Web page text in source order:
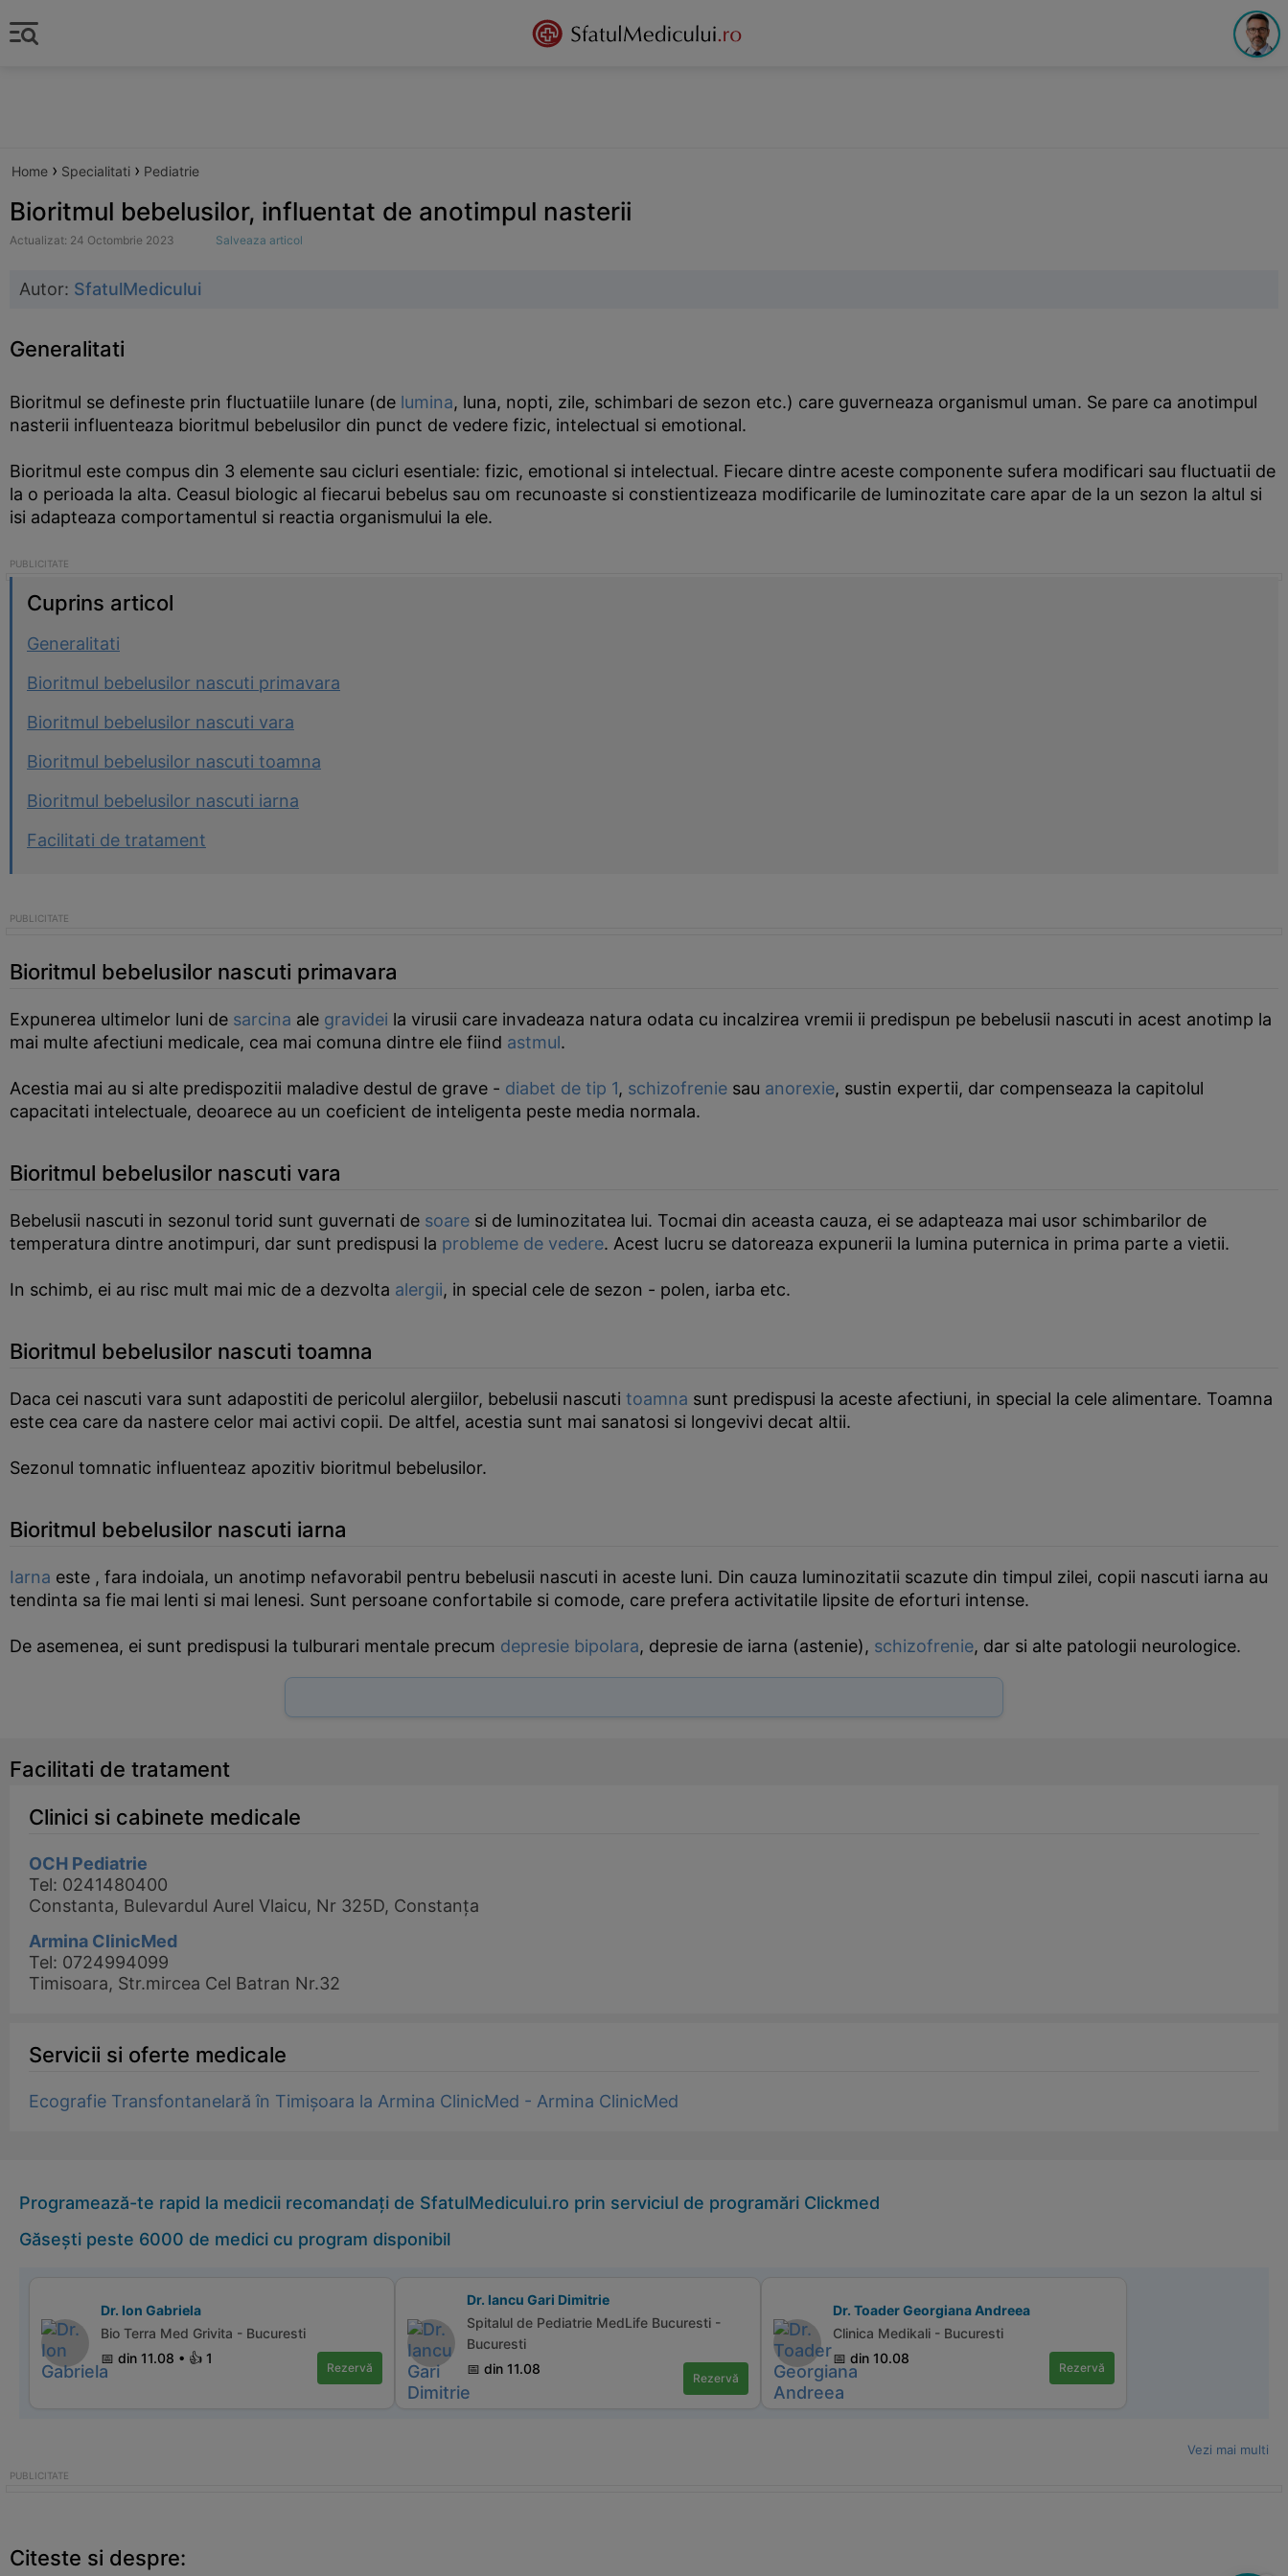
Home › Specialitati › Pediatrie
Bioritmul bebelusilor, influentat de anotimpul nasterii
Actualizat: 24 Octombrie 2023 Salveaza articol
Autor: SfatulMedicului
Generalitati
Bioritmul se defineste prin fluctuatiile lunare (de lumina, luna, nopti, zile, schimbari de sezon etc.) care guverneaza organismul uman. Se pare ca anotimpul
nasterii influenteaza bioritmul bebelusilor din punct de vedere fizic, intelectual si emotional.
Bioritmul este compus din 3 elemente sau cicluri esentiale: fizic, emotional si intelectual. Fiecare dintre aceste componente sufera modificari sau fluctuatii de
la o perioada la alta. Ceasul biologic al fiecarui bebelus sau om recunoaste si constientizeaza modificarile de luminozitate care apar de la un sezon la altul si
isi adapteaza comportamentul si reactia organismului la ele.
Cuprins articol
Generalitati
Bioritmul bebelusilor nascuti primavara
Bioritmul bebelusilor nascuti vara
Bioritmul bebelusilor nascuti toamna
Bioritmul bebelusilor nascuti iarna
Facilitati de tratament
Bioritmul bebelusilor nascuti primavara
Expunerea ultimelor luni de sarcina ale gravidei la virusii care invadeaza natura odata cu incalzirea vremii ii predispun pe bebelusii nascuti in acest anotimp la
mai multe afectiuni medicale, cea mai comuna dintre ele fiind astmul.
Acestia mai au si alte predispozitii maladive destul de grave - diabet de tip 1, schizofrenie sau anorexie, sustin expertii, dar compenseaza la capitolul
capacitati intelectuale, deoarece au un coeficient de inteligenta peste media normala.
Bioritmul bebelusilor nascuti vara
Bebelusii nascuti in sezonul torid sunt guvernati de soare si de luminozitatea lui. Tocmai din aceasta cauza, ei se adapteaza mai usor schimbarilor de
temperatura dintre anotimpuri, dar sunt predispusi la probleme de vedere. Acest lucru se datoreaza expunerii la lumina puternica in prima parte a vietii.
In schimb, ei au risc mult mai mic de a dezvolta alergii, in special cele de sezon - polen, iarba etc.
Bioritmul bebelusilor nascuti toamna
Daca cei nascuti vara sunt adapostiti de pericolul alergiilor, bebelusii nascuti toamna sunt predispusi la aceste afectiuni, in special la cele alimentare. Toamna
este cea care da nastere celor mai activi copii. De altfel, acestia sunt mai sanatosi si longevivi decat altii.
Sezonul tomnatic influenteaz apozitiv bioritmul bebelusilor.
Bioritmul bebelusilor nascuti iarna
Iarna este , fara indoiala, un anotimp nefavorabil pentru bebelusii nascuti in aceste luni. Din cauza luminozitatii scazute din timpul zilei, copii nascuti iarna au
tendinta sa fie mai lenti si mai lenesi. Sunt persoane confortabile si comode, care prefera activitatile lipsite de eforturi intense.
De asemenea, ei sunt predispusi la tulburari mentale precum depresie bipolara, depresie de iarna (astenie), schizofrenie, dar si alte patologii neurologice.
Facilitati de tratament
Clinici si cabinete medicale
OCH Pediatrie
Tel: 0241480400
Constanta, Bulevardul Aurel Vlaicu, Nr 325D, Constanța
Armina ClinicMed
Tel: 0724994099
Timisoara, Str.mircea Cel Batran Nr.32
Servicii si oferte medicale
Ecografie Transfontanelară în Timișoara la Armina ClinicMed - Armina ClinicMed
Programează-te rapid la medicii recomandați de SfatulMedicului.ro prin serviciul de programări Clickmed
Găsești peste 6000 de medici cu program disponibil
Dr. Ion Gabriela
Bio Terra Med Grivita - Bucuresti
📅 din 11.08 • 👍 1
Rezervă
Dr. Iancu Gari Dimitrie
Spitalul de Pediatrie MedLife Bucuresti -
Bucuresti
📅 din 11.08
Rezervă
Dr. Toader Georgiana Andreea
Clinica Medikali - Bucuresti
📅 din 10.08
Rezervă
Vezi mai multi
Citeste si despre: